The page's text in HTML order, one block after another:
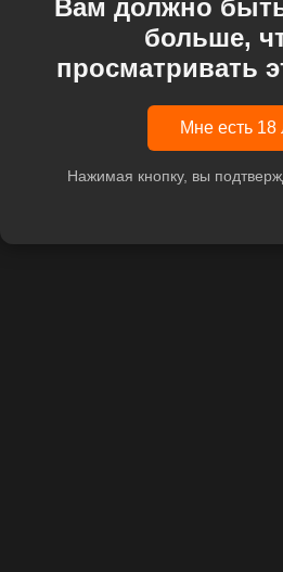
Вам должно
больше,
просматривать
Мне есть 18
Нажимая кнопку, вы